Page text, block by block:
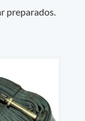
preparados.